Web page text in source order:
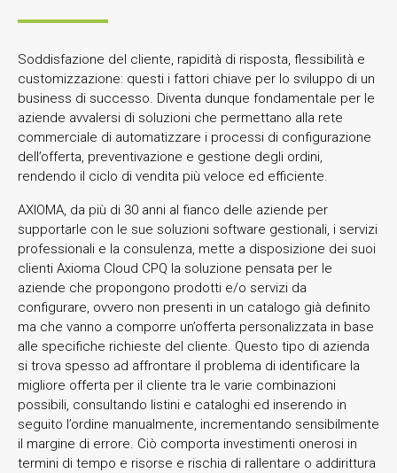
Soddisfazione del cliente, rapidità di risposta, flessibilità e
customizzazione: questi i fattori chiave per lo sviluppo di un
business di successo. Diventa dunque fondamentale per le
aziende avvalersi di soluzioni che permettano alla rete
commerciale di automatizzare i processi di configurazione
dell’offerta, preventivazione e gestione degli ordini,
rendendo il ciclo di vendita più veloce ed efficiente.
AXIOMA, da più di 30 anni al fianco delle aziende per
supportarle con le sue soluzioni software gestionali, i servizi
professionali e la consulenza, mette a disposizione dei suoi
clienti Axioma Cloud CPQ la soluzione pensata per le
aziende che propongono prodotti e/o servizi da
configurare, ovvero non presenti in un catalogo già definito
ma che vanno a comporre un’offerta personalizzata in base
alle specifiche richieste del cliente. Questo tipo di azienda
si trova spesso ad affrontare il problema di identificare la
migliore offerta per il cliente tra le varie combinazioni
possibili, consultando listini e cataloghi ed inserendo in
seguito l’ordine manualmente, incrementando sensibilmente
il margine di errore. Ciò comporta investimenti onerosi in
termini di tempo e risorse e rischia di rallentare o addirittura